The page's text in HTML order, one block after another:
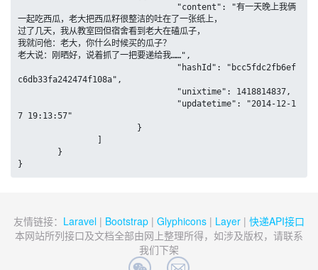
一起吃西瓜，老大把西瓜籽很整洁的吐在了一张纸上，
过了几天，我从教室回但宿舍看到老大在磕瓜子，
我就问他：老大，你什么时候买的瓜子？
老大说：刚晒好，说着抓了一把要递给我……",
c6db33fa242474f108a",
7 19:13:57"
}
友情链接： Laravel | Bootstrap | Glyphicons | Layer | 快递API接口
本网站所列接口及文档全部由网上整理所得，如涉及版权，请联系
我们下架